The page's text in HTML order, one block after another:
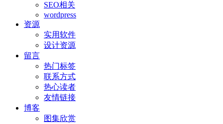
SEO相关
wordpress
资源
实用软件
设计资源
留言
热门标签
联系方式
热心读者
友情链接
博客
图集欣赏